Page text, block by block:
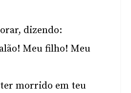
dizendo:
Meu filho! Meu
morrido em teu